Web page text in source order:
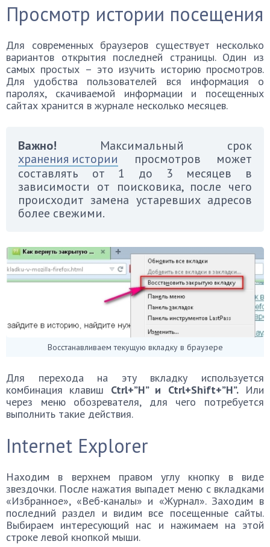
Просмотр истории посещения
Для современных браузеров существует несколько
вариантов открытия последней страницы. Один из
самых простых – это изучить историю просмотров.
Для удобства пользователей вся информация о
паролях, скачиваемой информации и посещенных
сайтах хранится в журнале несколько месяцев.
Важно! Максимальный срок
хранения истории просмотров может
составлять от 1 до 3 месяцев в
зависимости от поисковика, после чего
происходит замена устаревших адресов
более свежими.
Восстанавливаем текущую вкладку в браузере
Для перехода на эту вкладку используется
комбинация клавиш Ctrl+”H” и Ctrl+Shift+”H”.Или
через меню обозревателя, для чего потребуется
выполнить такие действия.
Internet Explorer
Находим в верхнем правом углу кнопку в виде
звездочки. После нажатия выпадет меню с вкладками
«Избранное», «Веб-каналы» и «Журнал». Заходим в
последний раздел и видим все посещенные сайты.
Выбираем интересующий нас и нажимаем на этой
строке левой кнопкой мыши.